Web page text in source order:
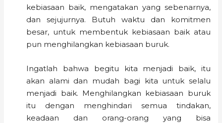
kebiasaan baik, mengatakan yang sebenarnya,
dan sejujurnya. Butuh waktu dan komitmen
besar, untuk membentuk kebiasaan baik atau
pun menghilangkan kebiasaan buruk.
Ingatlah bahwa begitu kita menjadi baik, itu
akan alami dan mudah bagi kita untuk selalu
menjadi baik. Menghilangkan kebiasaan buruk
itu dengan menghindari semua tindakan,
keadaan dan orang-orang yang bisa